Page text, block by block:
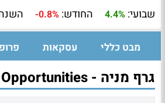
שבועי: 4.4% החודש: -0.8%
מבט כללי עסקאות
גרף מניה - FundX Future Fund Opportunities